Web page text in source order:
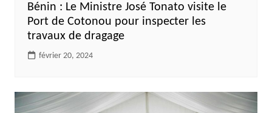
Bénin : Le Ministre José Tonato visite le
Port de Cotonou pour inspecter les
travaux de dragage
février 20, 2024